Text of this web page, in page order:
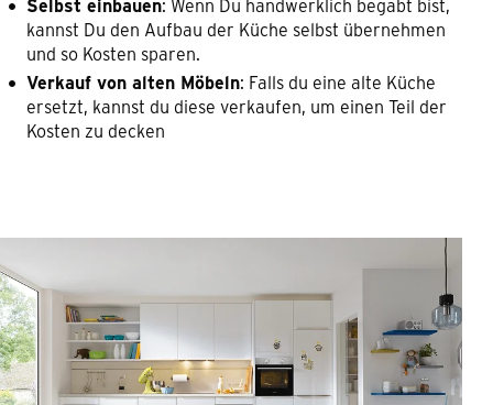
Selbst einbauen: Wenn Du handwerklich begabt bist,
kannst Du den Aufbau der Küche selbst übernehmen
und so Kosten sparen.
Verkauf von alten Möbeln: Falls du eine alte Küche
ersetzt, kannst du diese verkaufen, um einen Teil der
Kosten zu decken